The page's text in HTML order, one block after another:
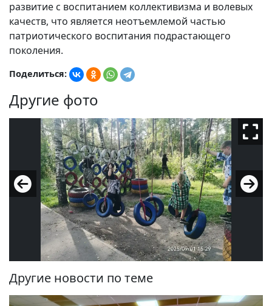
развитие с воспитанием коллективизма и волевых
качеств, что является неотъемлемой частью
патриотического воспитания подрастающего
поколения.
Поделиться:
Другие фото
Другие новости по теме